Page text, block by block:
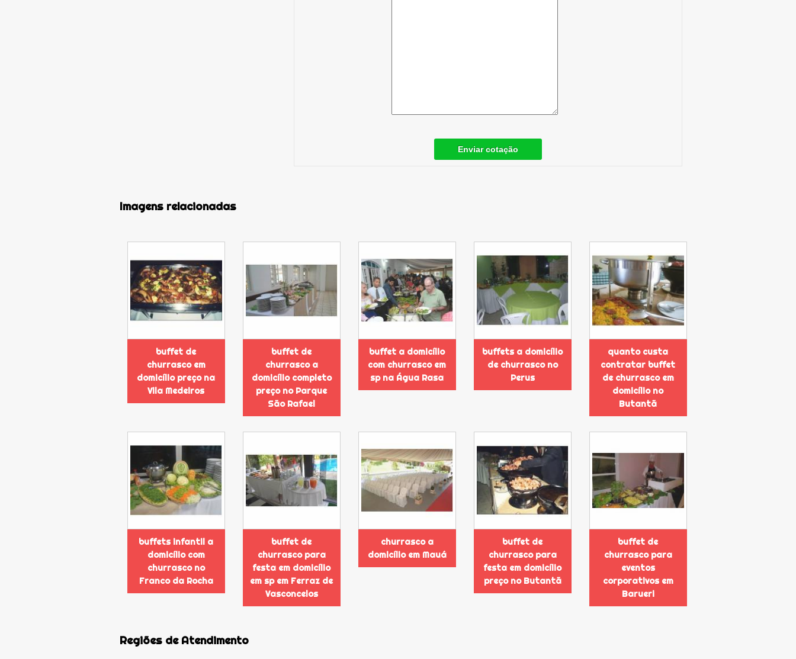
Enviar cotação
Imagens relacionadas
buffet de
churrasco em
domicílio preço na
Vila Medeiros
buffet de
churrasco a
domicílio completo
preço no Parque
São Rafael
buffet a domicílio
com churrasco em
sp na Água Rasa
buffets a domicílio
de churrasco no
Perus
quanto custa
contratar buffet
de churrasco em
domicílio no
Butantã
buffets infantil a
domicílio com
churrasco no
Franco da Rocha
buffet de
churrasco para
festa em domicílio
em sp em Ferraz de
Vasconcelos
churrasco a
domicílio em Mauá
buffet de
churrasco para
festa em domicílio
preço no Butantã
buffet de
churrasco para
eventos
corporativos em
Barueri
Regiões de Atendimento